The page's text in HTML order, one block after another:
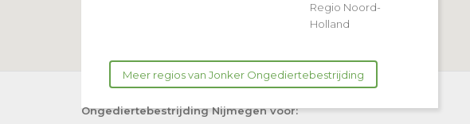
Regio Noord-
Holland
Meer regios van Jonker Ongediertebestrijding
Ongediertebestrijding Nijmegen voor: